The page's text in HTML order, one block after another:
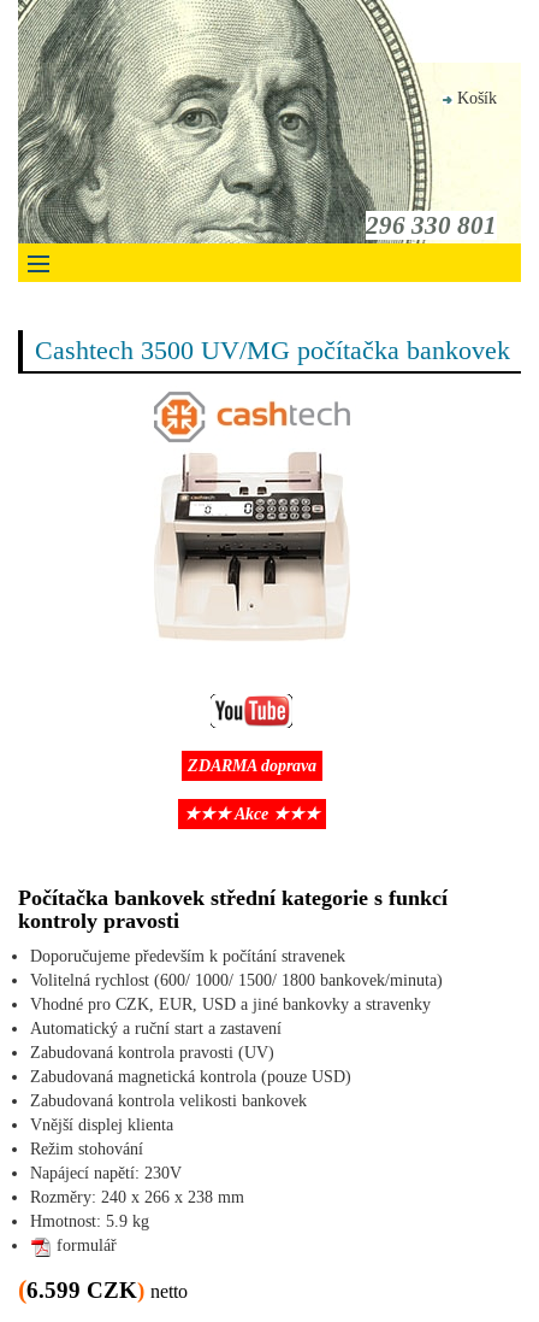
Košík
296 330 801
Cashtech 3500 UV/MG počítačka bankovek
ZDARMA doprava
★★★ Akce ★★★
Počítačka bankovek střední kategorie s funkcí
kontroly pravosti
Doporučujeme především k počítání stravenek
Volitelná rychlost (600/ 1000/ 1500/ 1800 bankovek/minuta)
Vhodné pro CZK, EUR, USD a jiné bankovky a stravenky
Automatický a ruční start a zastavení
Zabudovaná kontrola pravosti (UV)
Zabudovaná magnetická kontrola (pouze USD)
Zabudovaná kontrola velikosti bankovek
Vnější displej klienta
Režim stohování
Napájecí napětí: 230V
Rozměry: 240 x 266 x 238 mm
Hmotnost: 5.9 kg
formulář
(6.599 CZK) netto